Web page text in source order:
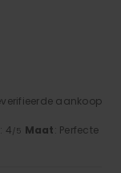
aankoop
: 4/5 Maat: Perfecte